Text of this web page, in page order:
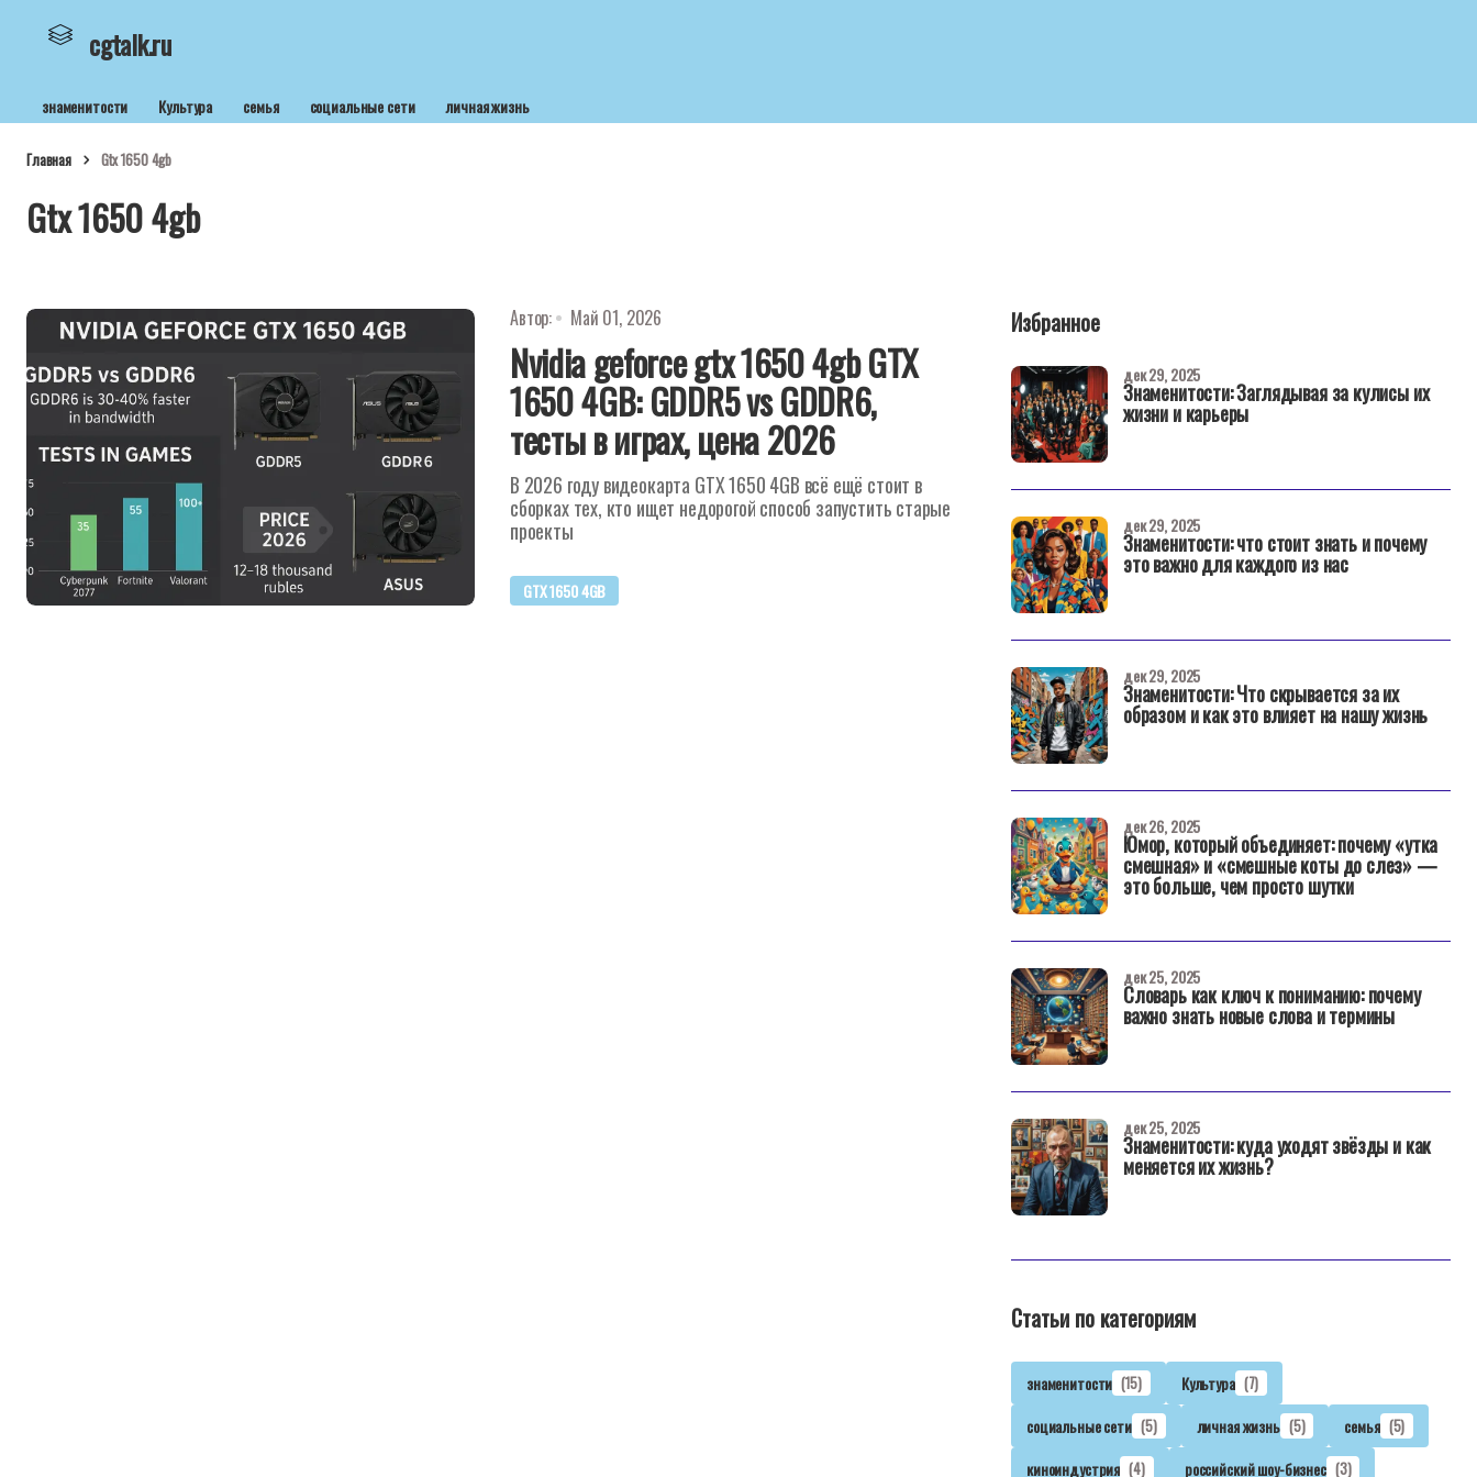
cgtalk.ru
знаменитости Культура семья социальные сети личная жизнь
Главная Gtx 1650 4gb
Gtx 1650 4gb
Автор: Май 01, 2026
Nvidia geforce gtx 1650 4gb GTX
1650 4GB: GDDR5 vs GDDR6,
тесты в играх, цена 2026
В 2026 году видеокарта GTX 1650 4GB всё ещё стоит в
сборках тех, кто ищет недорогой способ запустить старые
проекты
GTX 1650 4GB
Избранное
Знаменитости: Заглядывая за кулисы их
жизни и карьеры
дек 29, 2025
Знаменитости: что стоит знать и почему
это важно для каждого из нас
дек 29, 2025
Знаменитости: Что скрывается за их
образом и как это влияет на нашу жизнь
дек 29, 2025
Юмор, который объединяет: почему «утка
смешная» и «смешные коты до слез» —
это больше, чем просто шутки
дек 26, 2025
Словарь как ключ к пониманию: почему
важно знать новые слова и термины
дек 25, 2025
Знаменитости: куда уходят звёзды и как
меняется их жизнь?
дек 25, 2025
Статьи по категориям
знаменитости (15) Культура (7)
социальные сети (5) личная жизнь (5) семья (5)
киноиндустрия (4) российский шоу-бизнес (3)